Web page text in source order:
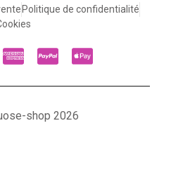
Politique de confidentialité
shop 2026